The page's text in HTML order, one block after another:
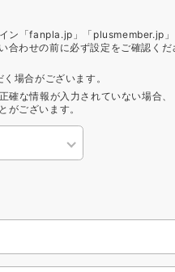
ン「fanpla.jp」「plusmember.jp」
合わせの前に必ず設定をご確認くだ
場合がございます。
確な情報が入力されていない場合、
がございます。